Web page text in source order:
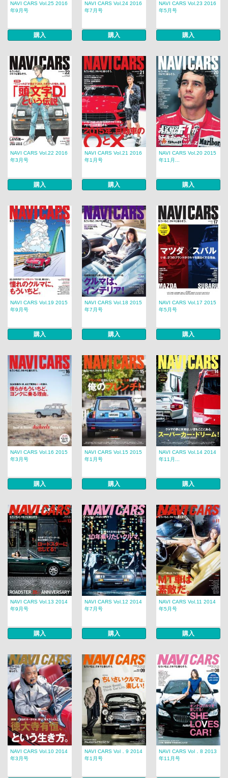
NAVI CARS Vol.25 2016
年9月号
購入
NAVI CARS Vol.24 2016
年7月号
購入
NAVI CARS Vol.23 2016
年5月号
購入
NAVI CARS Vol.22 2016
年3月号
購入
NAVI CARS Vol.21 2016
年1月号
購入
NAVI CARS Vol.20 2015
年11月...
購入
NAVI CARS Vol.19 2015
年9月号
購入
NAVI CARS Vol.18 2015
年7月号
購入
NAVI CARS Vol.17 2015
年5月号
購入
NAVI CARS Vol.16 2015
年3月号
購入
NAVI CARS Vol.15 2015
年1月号
購入
NAVI CARS Vol.14 2014
年11月...
購入
NAVI CARS Vol.13 2014
年9月号
購入
NAVI CARS Vol.12 2014
年7月号
購入
NAVI CARS Vol.11 2014
年5月号
購入
NAVI CARS Vol.10 2014
年3月号
NAVI CARS Vol．9 2014
年1月号
NAVI CARS Vol．8 2013
年11月号